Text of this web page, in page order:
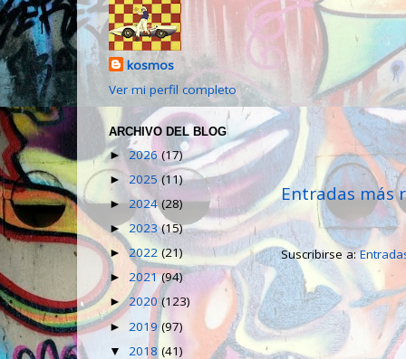
Entradas más
Suscribirse a:
kosmos
Ver mi perfil completo
ARCHIVO DEL BLOG
► 2026(17)
► 2025(11)
► 2024(28)
► 2023(15)
►2022(21)
► 2021(94)
►2020(123)
► 2019(97)
▼ 2018 (41)